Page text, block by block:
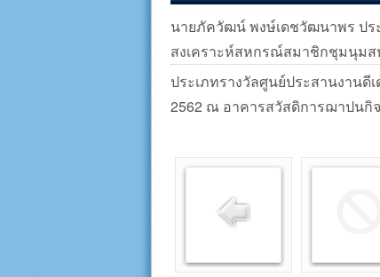
นายภัควัฒน์ พงษ์เดชวัฒนาพร ป
สงเคราะห์สหกรณ์สมาชิกชุมนุม
ประเภทรางวัลศูนย์ประสานงาน
2562 ณ อาคารสวัสดิการฌาปนกิ